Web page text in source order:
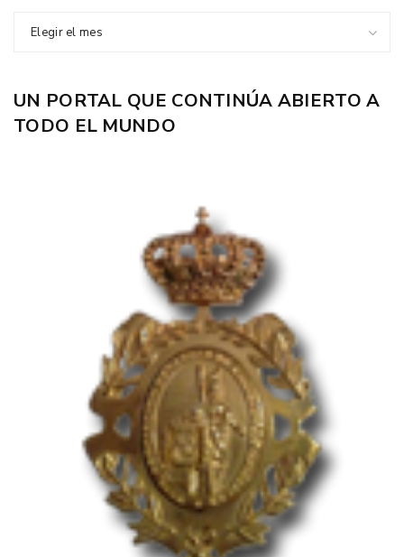
Elegir el mes
UN PORTAL QUE CONTINÚA ABIERTO A
TODO EL MUNDO